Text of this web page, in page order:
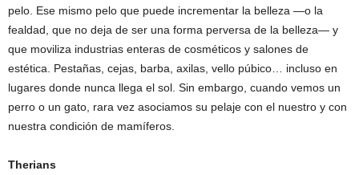
pelo. Ese mismo pelo que puede incrementar la belleza —o la
fealdad, que no deja de ser una forma perversa de la belleza— y
que moviliza industrias enteras de cosméticos y salones de
estética. Pestañas, cejas, barba, axilas, vello púbico… incluso en
lugares donde nunca llega el sol. Sin embargo, cuando vemos un
perro o un gato, rara vez asociamos su pelaje con el nuestro y con
nuestra condición de mamíferos.
Therians